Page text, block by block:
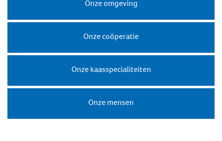
Onze omgeving
Weidegang
Duurzame zuivelketen
Onze coöperatie
Onze kaasspecialiteiten
Onze mensen